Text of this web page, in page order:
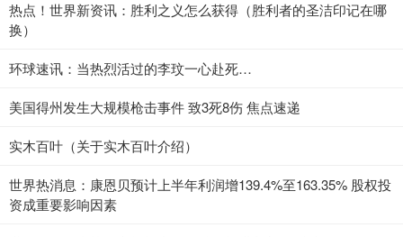
热点！世界新资讯：胜利之义怎么获得（胜利者的圣洁印记在哪
换）
环球速讯：当热烈活过的李玟一心赴死…
美国得州发生大规模枪击事件 致3死8伤 焦点速递
实木百叶（关于实木百叶介绍）
世界热消息：康恩贝预计上半年利润增139.4%至163.35% 股权投
资成重要影响因素